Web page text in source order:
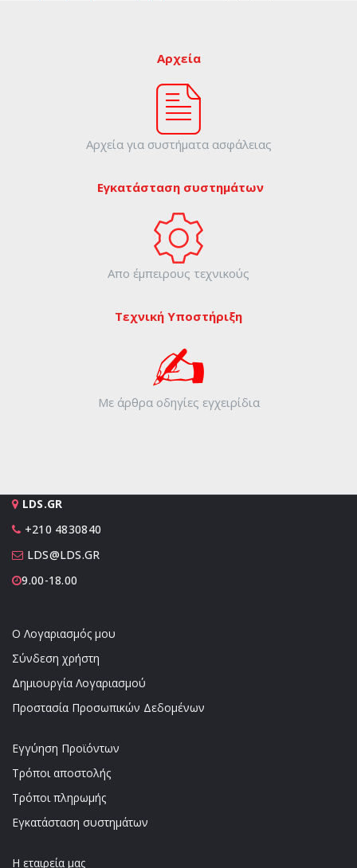
Αρχεία
Αρχεία για συστήματα ασφάλειας
Εγκατάσταση συστημάτων
Απο έμπειρους τεχνικούς
Τεχνική Υποστήριξη
Με άρθρα οδηγίες εγχειρίδια
LDS.GR
+210 4830840
LDS@LDS.GR
9.00-18.00
Ο Λογαριασμός μου
Σύνδεση χρήστη
Δημιουργία Λογαριασμού
Προστασία Προσωπικών Δεδομένων
Εγγύηση Προϊόντων
Τρόποι αποστολής
Τρόποι πληρωμής
Εγκατάσταση συστημάτων
Η εταιρεία μας